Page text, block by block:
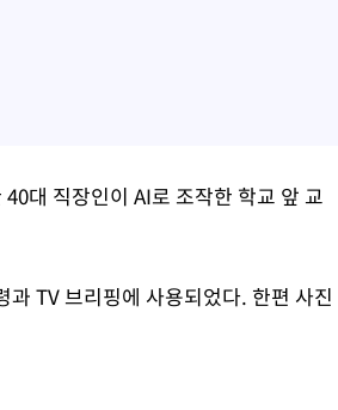
대 직장인이 AI로 조작한 학교 앞 교
TV 브리핑에 사용되었다. 한편 사진